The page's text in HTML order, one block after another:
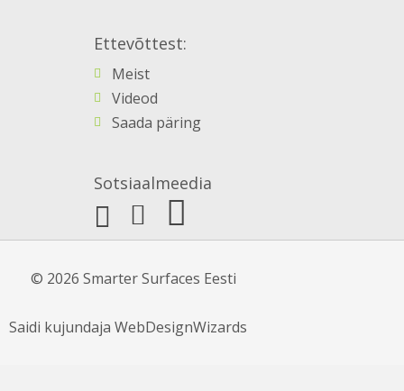
Ettevõttest:
Meist
Videod
Saada päring
Sotsiaalmeedia
© 2026 Smarter Surfaces Eesti
Saidi kujundaja WebDesignWizards